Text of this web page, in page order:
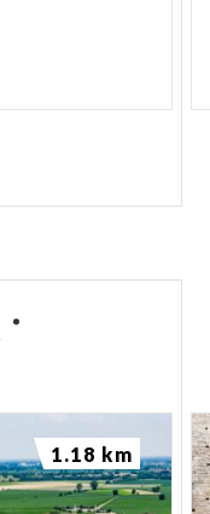
1.18 km